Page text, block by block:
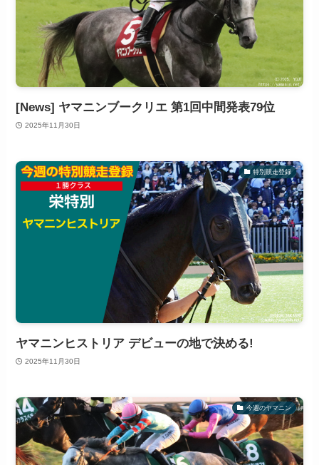
[News] ヤマニンブークリエ 第1回中間発表79位
2025年11月30日
特別競走登録
ヤマニンヒストリア デビューの地で決める!
2025年11月30日
今週のヤマニン